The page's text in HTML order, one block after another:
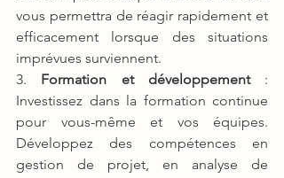
vous permettra de réagir rapidement et
efficacement lorsque des situations
imprévues surviennent.
3. Formation et développement :
Investissez dans la formation continue
pour vous-même et vos équipes.
Développez des compétences en
gestion de projet, en analyse de